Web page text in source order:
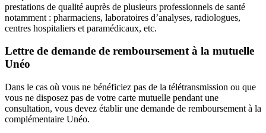
prestations de qualité auprès de plusieurs professionnels de santé
notamment : pharmaciens, laboratoires d’analyses, radiologues,
centres hospitaliers et paramédicaux, etc.
Lettre de demande de remboursement à la mutuelle
Unéo
Dans le cas où vous ne bénéficiez pas de la télétransmission ou que
vous ne disposez pas de votre carte mutuelle pendant une
consultation, vous devez établir une demande de remboursement à la
complémentaire Unéo.